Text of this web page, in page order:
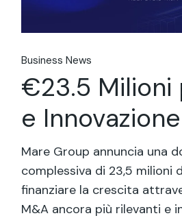
Business News
€23.5 Milioni
e Innovazione
Mare Group annuncia una
complessiva di 23,5 milioni
finanziare la crescita
M&A ancora più rilevanti e